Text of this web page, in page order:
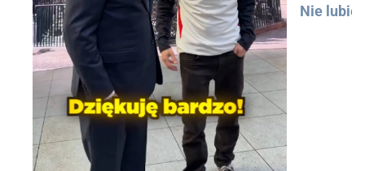
Nie lubię